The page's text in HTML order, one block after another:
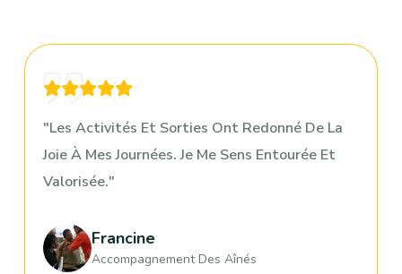
Le CCMCQ M’a Aidée Pour Mon CV, Mes
Documents Et Mes Recherches D’emploi.
Aujourd’hui, Je Suis Bien Intégrée.
Éveline
Intégration Nouveaux Arrivants